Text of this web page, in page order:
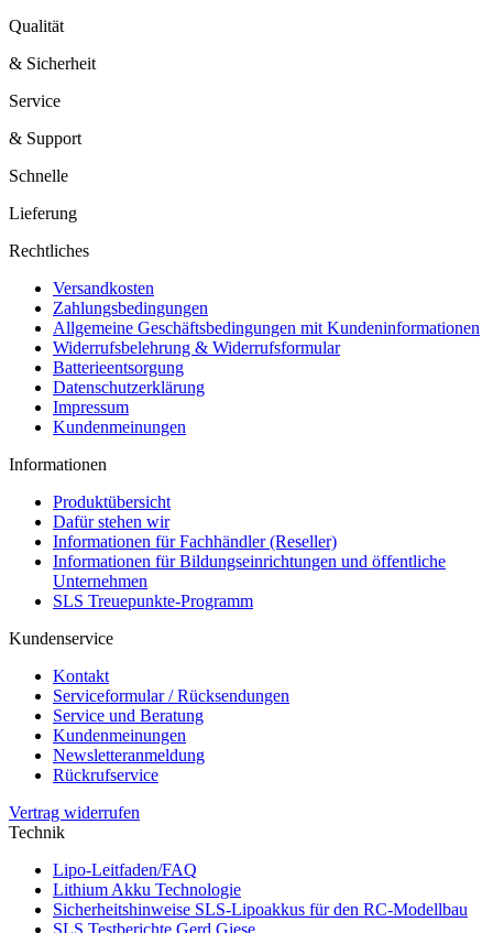
Qualität
& Sicherheit
Service
& Support
Schnelle
Lieferung
Rechtliches
Versandkosten
Zahlungsbedingungen
Allgemeine Geschäftsbedingungen mit Kundeninformationen
Widerrufsbelehrung & Widerrufsformular
Batterieentsorgung
Datenschutzerklärung
Impressum
Kundenmeinungen
Informationen
Produktübersicht
Dafür stehen wir
Informationen für Fachhändler (Reseller)
Informationen für Bildungseinrichtungen und öffentliche
Unternehmen
SLS Treuepunkte-Programm
Kundenservice
Kontakt
Serviceformular / Rücksendungen
Service und Beratung
Kundenmeinungen
Newsletteranmeldung
Rückrufservice
Vertrag widerrufen
Technik
Lipo-Leitfaden/FAQ
Lithium Akku Technologie
Sicherheitshinweise SLS-Lipoakkus für den RC-Modellbau